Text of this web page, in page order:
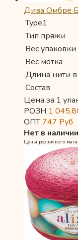
Дива Омбре
Type1
Тип пряжи
Вес упаковки
Вес мотка
Длина нити в
Состав
Цена за 1
РОЗН 1
ОПТ747 Руб
Нет в наличии
Цены розничного